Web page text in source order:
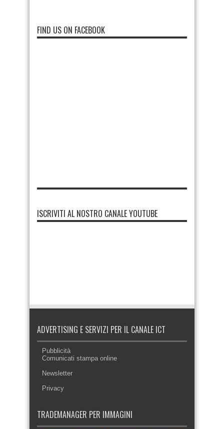
FIND US ON FACEBOOK
ISCRIVITI AL NOSTRO CANALE YOUTUBE
ADVERTISING E SERVIZI PER IL CANALE ICT
Pubblicità
Comunicati stampa online
Newsletter
Privacy
TRADEMANAGER PER IMMAGINI